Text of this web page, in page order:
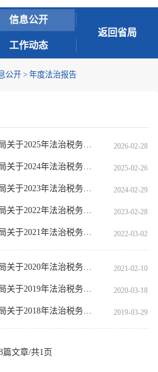
信息公开
工作动态
返回省局
公开 > 年度法治报告
年法治税务建设情况的报告 2026-02-28
年法治税务建设情况的报告 2025-02-26
年法治税务建设情况的报告 2024-02-29
年法治税务建设情况的报告 2023-02-28
年法治税务建设情况的报告 2022-03-02
年法治税务建设情况的报告 2021-02-10
年法治税务建设情况的报告 2020-03-18
年法治税务建设情况的报告 2019-03-29
篇文章/共1页